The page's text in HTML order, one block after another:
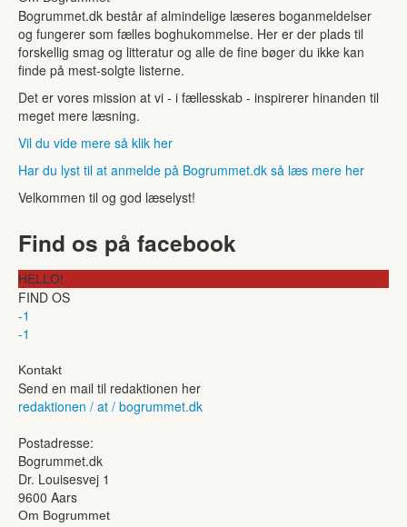
Bogrummet.dk består af almindelige læseres boganmeldelser
og fungerer som fælles boghukommelse. Her er der plads til
forskellig smag og litteratur og alle de fine bøger du ikke kan
finde på mest-solgte listerne.
Det er vores mission at vi - i fællesskab - inspirerer hinanden til
meget mere læsning.
Vil du vide mere så klik her
Har du lyst til at anmelde på Bogrummet.dk så læs mere her
Velkommen til og god læselyst!
Find os på facebook
HELLO!
FIND OS
-1
-1
Kontakt
Send en mail til redaktionen her
redaktionen / at / bogrummet.dk
Postadresse:
Bogrummet.dk
Dr. Louisesvej 1
9600 Aars
Om Bogrummet